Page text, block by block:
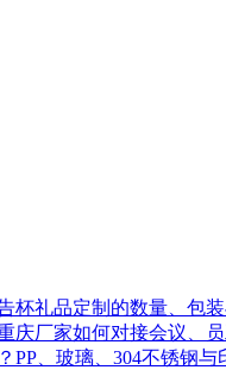
杯礼品定制的数量、包
庆厂家如何对接会议、
PP、玻璃、304不锈钢